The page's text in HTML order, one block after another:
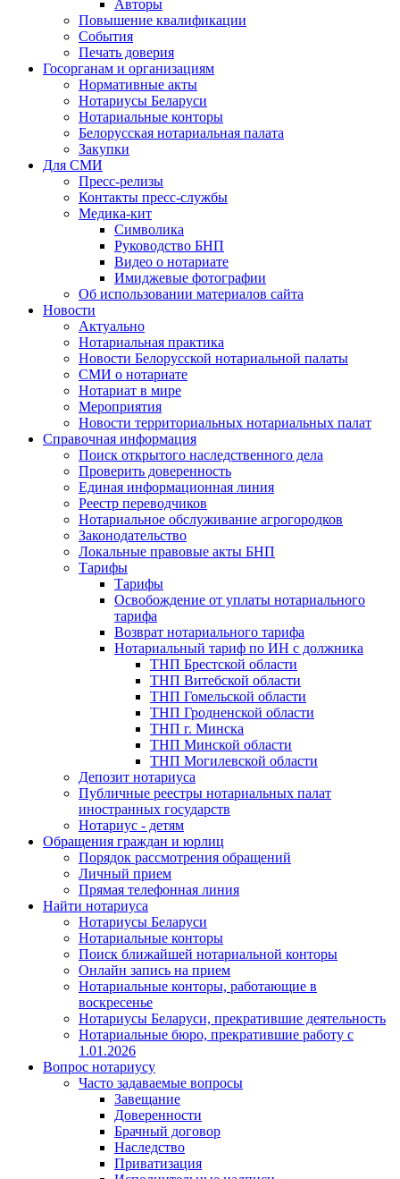
Авторы
Повышение квалификации
События
Печать доверия
Госорганам и организациям
Нормативные акты
Нотариусы Беларуси
Нотариальные конторы
Белорусская нотариальная палата
Закупки
Для СМИ
Пресс-релизы
Контакты пресс-службы
Медика-кит
Символика
Руководство БНП
Видео о нотариате
Имиджевые фотографии
Об использовании материалов сайта
Новости
Актуально
Нотариальная практика
Новости Белорусской нотариальной палаты
СМИ о нотариате
Нотариат в мире
Мероприятия
Новости территориальных нотариальных палат
Справочная информация
Поиск открытого наследственного дела
Проверить доверенность
Единая информационная линия
Реестр переводчиков
Нотариальное обслуживание агрогородков
Законодательство
Локальные правовые акты БНП
Тарифы
Тарифы
Освобождение от уплаты нотариального
тарифа
Возврат нотариального тарифа
Нотариальный тариф по ИН с должника
ТНП Брестской области
ТНП Витебской области
ТНП Гомельской области
ТНП Гродненской области
ТНП г. Минска
ТНП Минской области
ТНП Могилевской области
Депозит нотариуса
Публичные реестры нотариальных палат
иностранных государств
Нотариус - детям
Обращения граждан и юрлиц
Порядок рассмотрения обращений
Личный прием
Прямая телефонная линия
Найти нотариуса
Нотариусы Беларуси
Нотариальные конторы
Поиск ближайшей нотариальной конторы
Онлайн запись на прием
Нотариальные конторы, работающие в
воскресенье
Нотариусы Беларуси, прекратившие деятельность
Нотариальные бюро, прекратившие работу с
1.01.2026
Вопрос нотариусу
Часто задаваемые вопросы
Завещание
Доверенности
Брачный договор
Наследство
Приватизация